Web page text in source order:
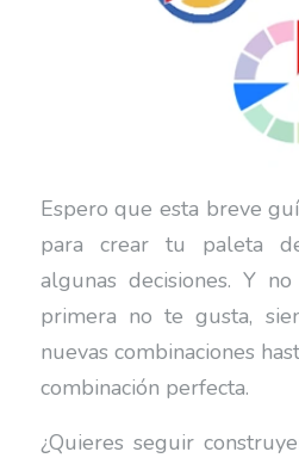
Espero que esta breve
para crear tu paleta
algunas decisiones. Y
primera no te gusta,
nuevas combinaciones
combinación perfecta.
¿Quieres seguir